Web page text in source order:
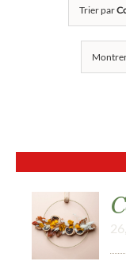
Trier par
DÉTAILS